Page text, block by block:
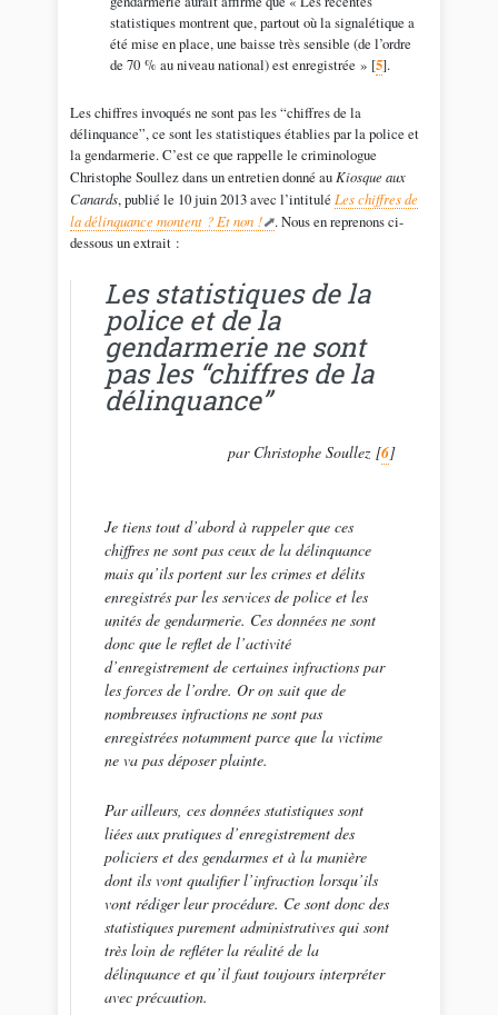
statistiques montrent que, partout où la signalétique a
été mise en place, une baisse très sensible (de l’ordre
de 70 % au niveau national) est enregistrée » [5].
Les chiffres invoqués ne sont pas les “chiffres de la
délinquance”, ce sont les statistiques établies par la police et
la gendarmerie. C’est ce que rappelle le criminologue
Christophe Soullez dans un entretien donné au Kiosque aux
Canards, publié le 10 juin 2013 avec l’intitulé Les chiffres de
la délinquance montent ? Et non !
. Nous en reprenons ci-
dessous un extrait :
Les statistiques de la
police et de la
gendarmerie ne sont
pas les “chiffres de la
délinquance”
par Christophe Soullez[6]
Je tiens tout d’abord à rappeler que ces
chiffres ne sont pas ceux de la délinquance
mais qu’ils portent sur les crimes et délits
enregistrés par les services de police et les
unités de gendarmerie. Ces données ne sont
donc que le reflet de l’activité
d’enregistrement de certaines infractions par
les forces de l’ordre. Or on sait que de
nombreuses infractions ne sont pas
enregistrées notamment parce que la victime
ne va pas déposer plainte.
Par ailleurs, ces données statistiques sont
liées aux pratiques d’enregistrement des
policiers et des gendarmes et à la manière
dont ils vont qualifier l’infraction lorsqu’ils
vont rédiger leur procédure. Ce sont donc des
statistiques purement administratives qui sont
très loin de refléter la réalité de la
délinquance et qu’il faut toujours interpréter
avec précaution.